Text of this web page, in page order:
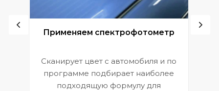
Применяем спектрофотометр
Сканирует цвет с автомобиля и по
программе подбирает наиболее
подходящую формулу для